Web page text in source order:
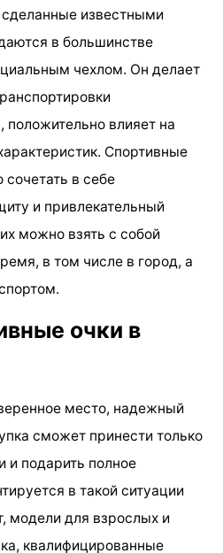
известными
в большинстве
чехлом. Он делает
влияет на
Спортивные
в себе
и привлекательный
можно взять с собой
в том числе в город, а
очки в
место, надежный
сможет принести только
и подарить полное
в такой ситуации
модели для взрослых и
квалифицированные